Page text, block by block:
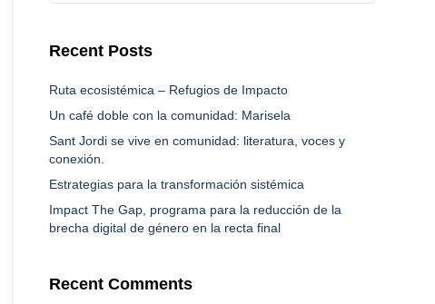
Recent Posts
Ruta ecosistémica – Refugios de Impacto
Un café doble con la comunidad: Marisela
Sant Jordi se vive en comunidad: literatura, voces y
conexión.
Estrategias para la transformación sistémica
Impact The Gap, programa para la reducción de la
brecha digital de género en la recta final
Recent Comments